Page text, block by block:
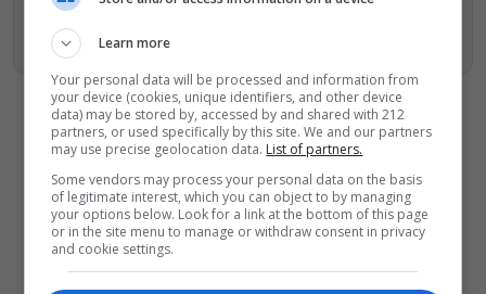
ΔΕΙΤΕ ΕΠΙΣΗΣ
Artist Unknown – Η Ήβη ήταν εδώ:
Η συγκλονιστική ιστορία της
ζωγράφου Ήβης Στάγκαλη στο
Learn more
Your personal data will be processed and information from
your device (cookies, unique identifiers, and other device
data) may be stored by, accessed by and shared with 212
partners, or used specifically by this site. We and our partners
may use precise geolocation data. List of partners.
Some vendors may process your personal data on the basis
of legitimate interest, which you can object to by managing
your options below. Look for a link at the bottom of this page
or in the site menu to manage or withdraw consent in privacy
and cookie settings.